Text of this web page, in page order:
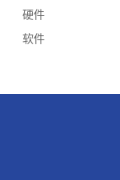
硬件
软件